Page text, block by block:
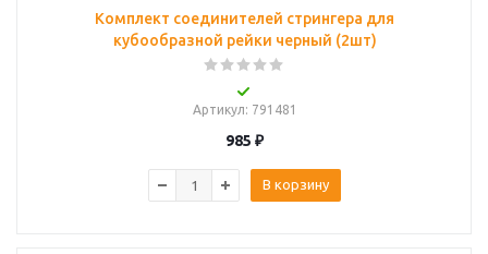
Комплект соединителей стрингера для
кубообразной рейки черный (2шт)
Артикул: 791481
985 ₽
В корзину